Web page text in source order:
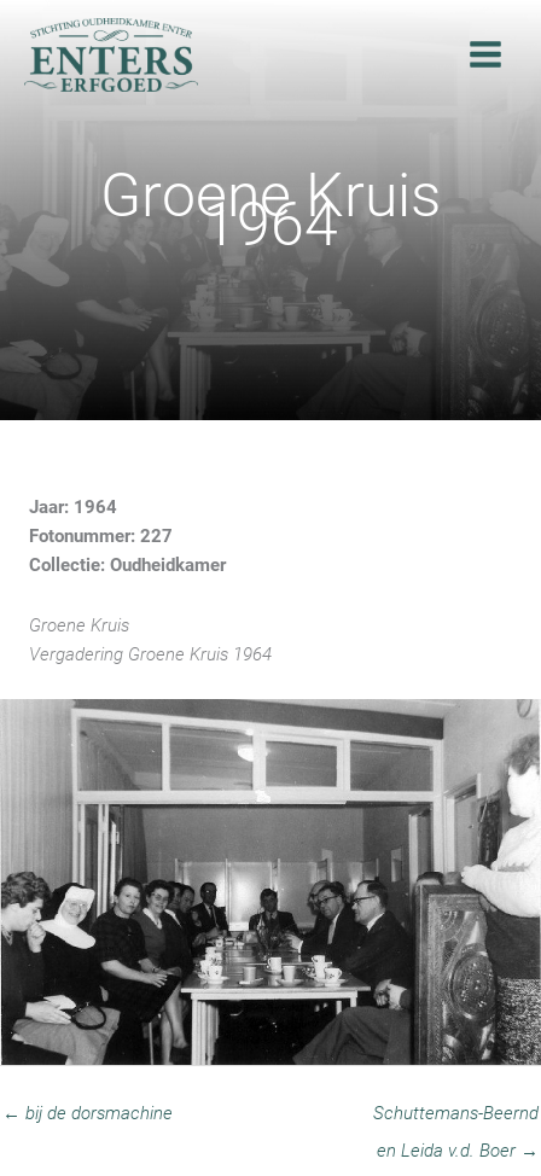
naar
Groene Kruis
1964
Jaar: 1964
Fotonummer: 227
Collectie: Oudheidkamer
Groene Kruis
Vergadering Groene Kruis 1964
← bij de dorsmachine
Schuttemans-Beernd
en Leida v.d. Boer →